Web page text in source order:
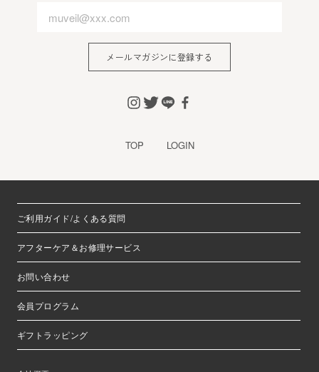
すが、当社はその個人情報を適切かつ確実に管理するものと
会員登録の申し込みを当社が受けた際、架空の人物を登録し
また一度承認した会員であっても前述のいずれかであること
が判明した場合は、ただちに承認を取り消させていただきま
す。
個人利用以外に転用、商用することを禁止します
当サイトを利用する会員は当サイトに掲載されているいかな
る情報もコピー、又は他へ転用することを禁止いたします。
掲載内容について
当社が提供する当サイトの掲載内容、営業内容は会員への通
メールマガジンに登録する
TOP LOGIN
ご利用ガイド/よくある質問
アフターケア＆お修理サービス
お問い合わせ
会員プログラム
ギフトラッピング